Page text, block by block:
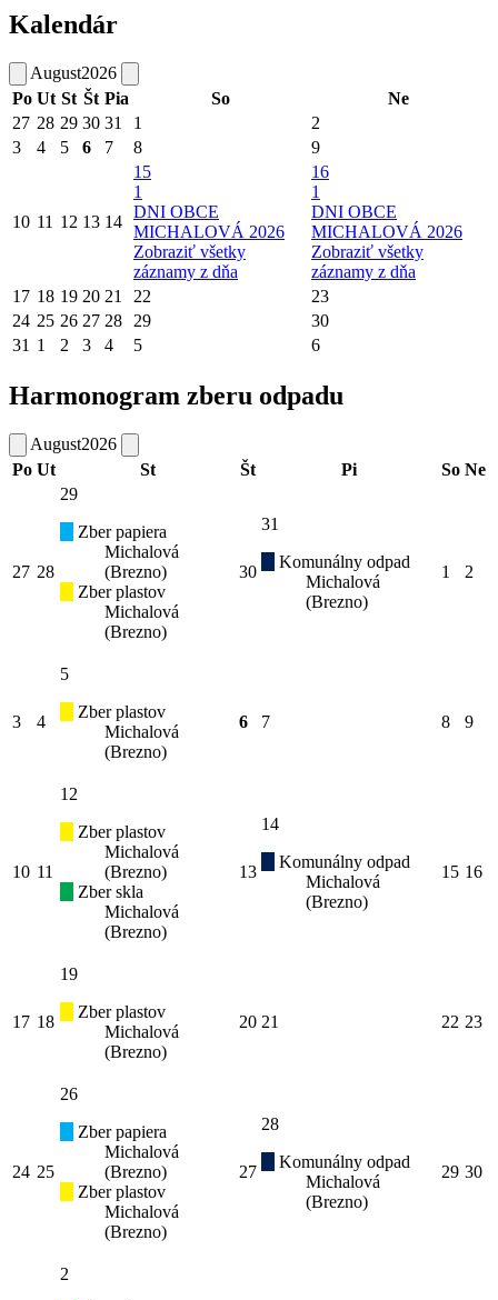
Kalendár
August2026
Po Ut St Št Pia So
Ne
27 28 29 30 31 1
2
3
4 5 6 7 8 9
10 11 12 13 14
15
1
DNI OBCE
MICHALOVÁ 2026
Zobraziť všetky
záznamy z dňa
16
1
DNI OBCE
MICHALOVÁ 2026
Zobraziť všetky
záznamy z dňa
17 18 19 20 21 22
23
24 25 26 27 28 29
30
31 1 2 3 4 5 6
Harmonogram zberu odpadu
August2026
Po Ut St Št Pi So Ne
27 28
29
Zber papiera
Michalová
(Brezno)
Zber plastov
Michalová
(Brezno)
30
31
Komunálny odpad
Michalová
(Brezno)
1 2
3 4
5
Zber plastov
Michalová
(Brezno)
6 7 8 9
10 11
12
Zber plastov
Michalová
(Brezno)
Zber skla
Michalová
(Brezno)
13
14
Komunálny odpad
Michalová
(Brezno)
15 16
17 18
19
Zber plastov
Michalová
(Brezno)
20 21 22 23
24 25
26
Zber papiera
Michalová
(Brezno)
Zber plastov
Michalová
(Brezno)
27
28
Komunálny odpad
Michalová
(Brezno)
29 30
2